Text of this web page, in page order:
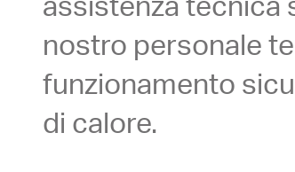
assistenza tecnica
nostro personale
funzionamento
di calore.